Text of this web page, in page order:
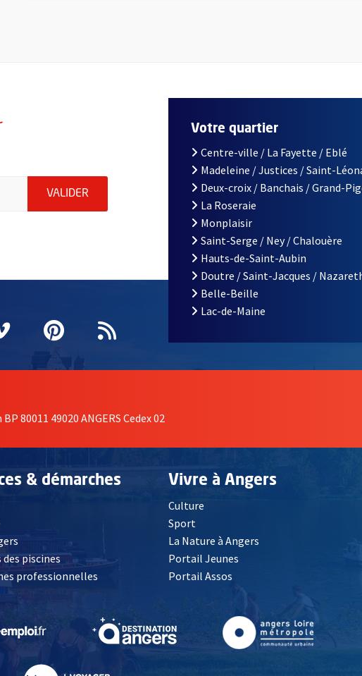
indiquez votre email (champ obligatoire)
VALIDER ENVOYER MA DEMANDE D'INSCRIPTION À LA LETTRE
fenêtrefenêtre
une nouvelle fenêtre
Vimeo
, Ouvre une nouvelle fenêtre
Pinterest
, Ouvre une nouvelle fenêtre
Flux RSS
Votre quartier
Centre-ville / La Fayette / Eblé
Madeleine / Justices / Saint-
Deux-croix / Banchais / Grand-
La Roseraie
Monplaisir
Saint-Serge / Ney / Chalouère
Hauts-de-Saint-Aubin
Doutre / Saint-Jacques /
Belle-Beille
Lac-de-Maine
80011 49020 ANGERS Cedex 02
& démarches
, Ouvre une nouvelle fenêtre
piscines
professionnelles
Vivre à Angers
Culture
Sport
La Nature à Angers
Portail Jeunes
Portail Assos
fenêtre , Ouvre une nouvelle fenêtre , Ouvre une nouvelle fenêtre, Ouvre